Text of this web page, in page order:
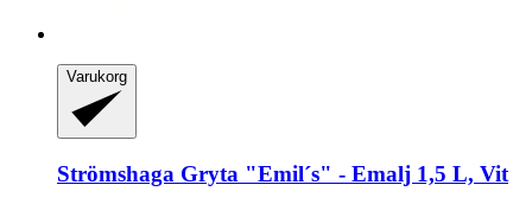
Varukorg
Strömshaga Gryta "Emil´s" -​ Emalj 1,5 L, Vit